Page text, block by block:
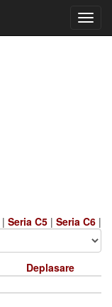
| Seria C5 | Seria C6 |
Deplasare